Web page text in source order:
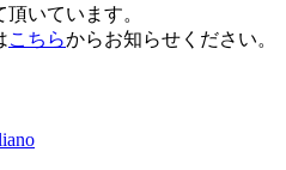
いています。
こちらからお知らせください。